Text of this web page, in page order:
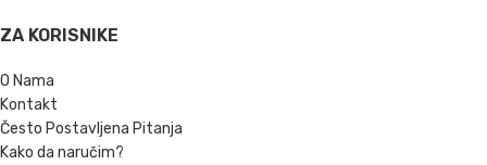
ZA KORISNIKE
O Nama
Kontakt
Često Postavljena Pitanja
Kako da naručim?